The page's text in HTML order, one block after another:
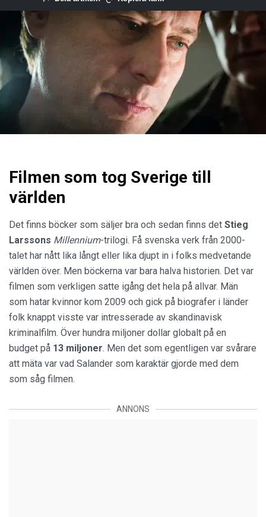
Filmen som tog Sverige till
världen
Det finns böcker som säljer bra och sedan finns det Stieg
Larssons Millennium-trilogi. Få svenska verk från 2000-
talet har nått lika långt eller lika djupt in i folks medvetande
världen över. Men böckerna var bara halva historien. Det var
filmen som verkligen satte igång det hela på allvar. Män
som hatar kvinnor kom 2009 och gick på biografer i länder
folk knappt visste var intresserade av skandinavisk
kriminalfilm. Över hundra miljoner dollar globalt på en
budget på 13 miljoner. Men det som egentligen var svårare
att mäta var vad Salander som karaktär gjorde med dem
som såg filmen.
ANNONS